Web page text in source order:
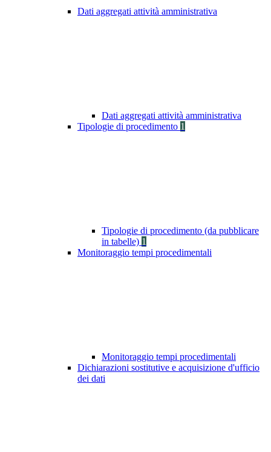
Dati aggregati attività amministrativa
Dati aggregati attività amministrativa
Tipologie di procedimento 1
Tipologie di procedimento (da pubblicare
in tabelle) 1
Monitoraggio tempi procedimentali
Monitoraggio tempi procedimentali
Dichiarazioni sostitutive e acquisizione d'ufficio
dei dati